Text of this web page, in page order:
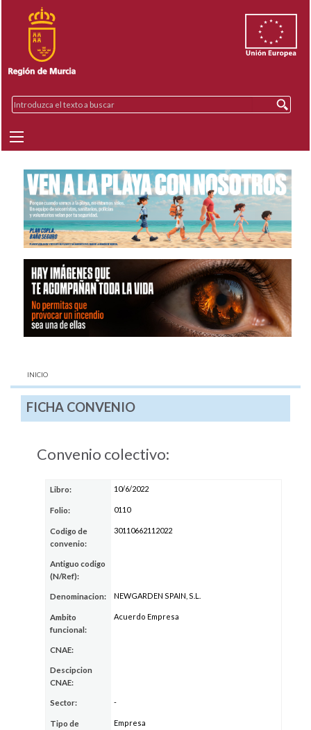
AQUÍ:
INICIO
FICHA CONVENIO
Convenio colectivo:
Libro: 10/6/2022
Folio: 0110
Codigo de
convenio:
30110662112022
Antiguo codigo
(N/Ref):
Denominacion: NEWGARDEN SPAIN, S.L.
Ambito
funcional:
Acuerdo Empresa
CNAE:
Descipcion
CNAE:
Sector: -
Tipo de
Empresa